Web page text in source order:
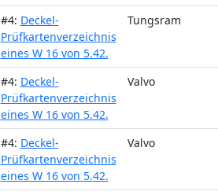
#4: Deckel-
Prüfkartenverzeichnis
eines W 16 von 5.42.
Tungsram
#4: Deckel-
Prüfkartenverzeichnis
eines W 16 von 5.42.
Valvo
#4: Deckel-
Prüfkartenverzeichnis
eines W 16 von 5.42.
Valvo